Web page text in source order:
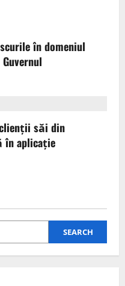
în domeniul
săi din
în aplicație
SEARCH